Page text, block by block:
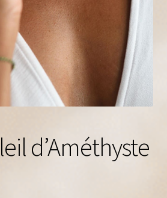
d’Améthyste